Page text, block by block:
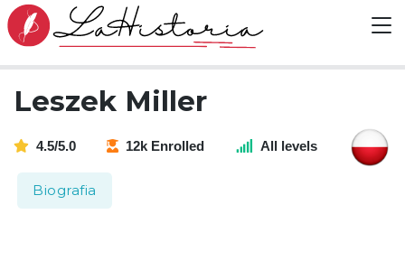
Leszek Miller
4.5/5.0 12k Enrolled All levels
Biografia